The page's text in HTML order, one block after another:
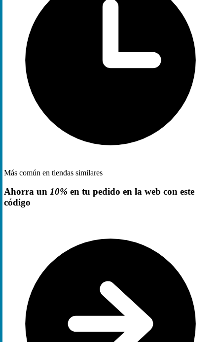
Más común en tiendas similares
Ahorra un 10% en tu pedido en la web con este
código